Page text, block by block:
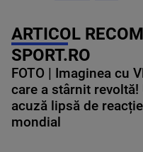
ARTICOL
SPORT.RO
FOTO | Imaginea cu
care a stârnit revoltă!
acuză lipsă de
mondial